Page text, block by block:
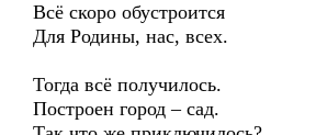
Всё скоро обустроится
Для Родины, нас, всех.
Тогда всё получилось.
Построен город – сад.